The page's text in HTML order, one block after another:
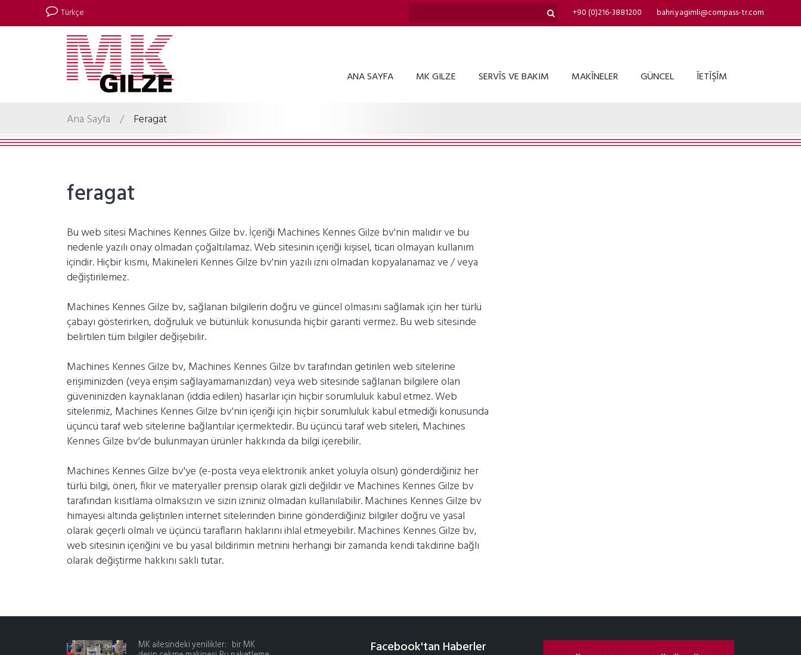
Türkçe bahri.yagimli@compass-tr.com
+90 (0)216-3881200
ANA SAYFA MK GILZE SERVĪS VE BAKIM MAKĪNELER GÜNCEL ĪETĪŞĪM
Ana Sayfa / Feragat
feragat
Bu web sitesi Machines Kennes Gilze bv. İçeriği Machines Kennes Gilze bv'nin malıdır ve bu
nedenle yazılı onay olmadan çoğaltılamaz. Web sitesinin içeriği kişisel, ticari olmayan kullanım
içindir. Hiçbir kısmı, Makineleri Kennes Gilze bv'nin yazılı izni olmadan kopyalanamaz ve / veya
değiştirilemez.
Machines Kennes Gilze bv, sağlanan bilgilerin doğru ve güncel olmasını sağlamak için her türlü
çabayı gösterirken, doğruluk ve bütünlük konusunda hiçbir garanti vermez. Bu web sitesinde
belirtilen tüm bilgiler değişebilir.
Machines Kennes Gilze bv, Machines Kennes Gilze bv tarafından getirilen web sitelerine
erişiminizden (veya erişim sağlayamamanızdan) veya web sitesinde sağlanan bilgilere olan
güveninizden kaynaklanan (iddia edilen) hasarlar için hiçbir sorumluluk kabul etmez. Web
sitelerimiz, Machines Kennes Gilze bv'nin içeriği için hiçbir sorumluluk kabul etmediği konusunda
üçüncü taraf web sitelerine bağlantılar içermektedir. Bu üçüncü taraf web siteleri, Machines
Kennes Gilze bv'de bulunmayan ürünler hakkında da bilgi içerebilir.
Machines Kennes Gilze bv'ye (e-posta veya elektronik anket yoluyla olsun) gönderdiğiniz her
türlü bilgi, öneri, fikir ve materyaller prensip olarak gizli değildir ve Machines Kennes Gilze bv
tarafından kısıtlama olmaksızın ve sizin izniniz olmadan kullanılabilir. Machines Kennes Gilze bv
himayesi altında geliştirilen internet sitelerinden birine gönderdiğiniz bilgiler doğru ve yasal
olarak geçerli olmalı ve üçüncü tarafların haklarını ihlal etmeyebilir. Machines Kennes Gilze bv,
web sitesinin içeriğini ve bu yasal bildirimin metnini herhangi bir zamanda kendi takdirine bağlı
olarak değiştirme hakkını saklı tutar.
MK ailesindeki yenilikler: bir MK Facebook'tan Haberler